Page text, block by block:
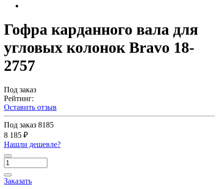
Гофра карданного вала для
угловых колонок Bravo 18-
2757
Под заказ
Рейтинг:
Оставить отзыв
Под заказ 8185
8 185 ₽
Нашли дешевле?
Заказать